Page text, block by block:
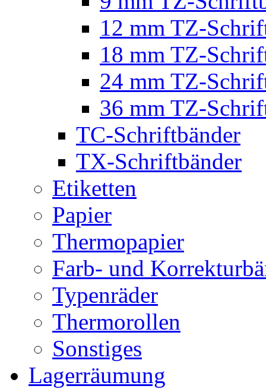
12 mm TZ-
18 mm TZ-
24 mm TZ-
36 mm TZ-
TC-Schriftbänder
TX-Schriftbänder
Etiketten
Papier
Thermopapier
Farb- und
Typenräder
Thermorollen
Sonstiges
Lagerräumung